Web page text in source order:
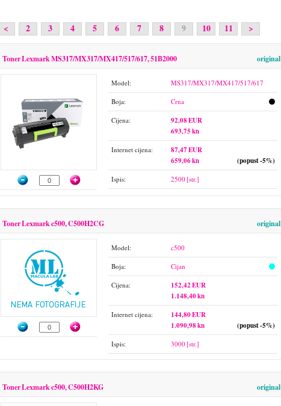
< 2 3 4 5 6 7 8 9 10 11 >
Toner Lexmark MS317/MX317/MX417/517/617, 51B2000 original
Model: MS317/MX317/MX417/517/617
Boja: Crna
Cijena:
92,08 EUR
693,75 kn
Internet cijena:
87,47 EUR
659,06 kn
(popust -5%)
Ispis: 2500 [str.]
Toner Lexmark c500, C500H2CG original
Model: c500
Boja: Cijan
Cijena:
152,42 EUR
1.148,40 kn
Internet cijena:
144,80 EUR
1.090,98 kn
(popust -5%)
Ispis: 3000 [str.]
Toner Lexmark c500, C500H2KG original